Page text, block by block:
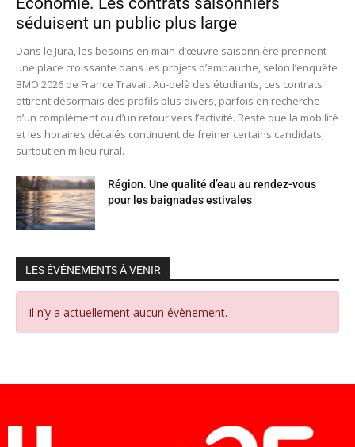
séduisent un public plus large
Dans le Jura, les besoins en main-d’œuvre saisonnière prennent
une place croissante dans les projets d’embauche, selon l’enquête
BMO 2026 de France Travail. Au-delà des étudiants, ces contrats
attirent désormais des profils plus divers, parfois en recherche
d’un complément ou d’un retour vers l’activité. Reste que la mobilité
et les horaires décalés continuent de freiner certains candidats,
surtout en milieu rural.
Région. Une qualité d’eau au rendez-vous
pour les baignades estivales
LES ÉVÉNEMENTS À VENIR
Il n’y a actuellement aucun évènement.